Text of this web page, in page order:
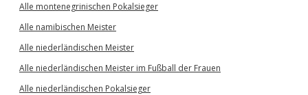
Alle montenegrinischen Pokalsieger
Alle namibischen Meister
Alle niederländischen Meister
Alle niederländischen Meister im Fußball der Frauen
Alle niederländischen Pokalsieger